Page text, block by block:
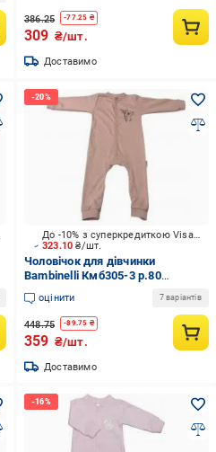
386.25 -77.25 ₴
309 ₴/шт.
Доставимо
323.10₴/шт.
До -10% з суперкредиткою Visa Вигода
Чоловічок для дівчинки
Bambinelli Кмб305-3 р.80
рожевий
оцінити 7 варіантів
448.75 -89.75 ₴
359 ₴/шт.
Доставимо